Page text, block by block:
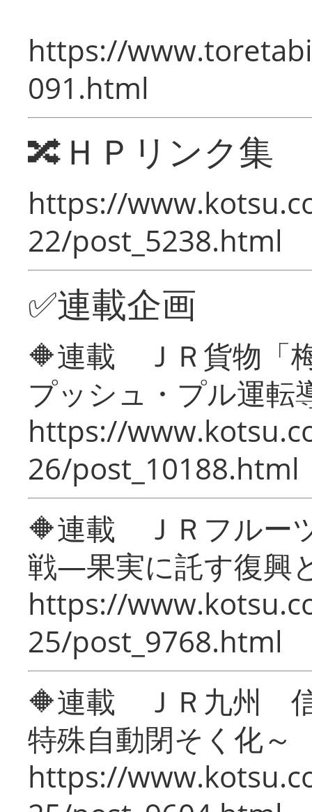
https://
091.html
🔀ＨＰリンク集
https://
22/post_5238.html
✅連載企画
🔶連載 ＪＲ貨物「
プッシュ・プル運転
https://
26/post_10188.html
🔶連載 ＪＲフルー
戦―果実に託す復興
https://
25/post_9768.html
🔶連載 ＪＲ九州 信
特殊自動閉そく化～
https://